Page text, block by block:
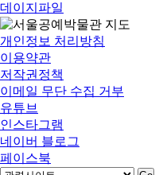
데이지파일
개인정보 처리방침
이용약관
저작권정책
이메일 무단 수집 거부
유튜브
인스타그램
네이버 블로그
페이스북